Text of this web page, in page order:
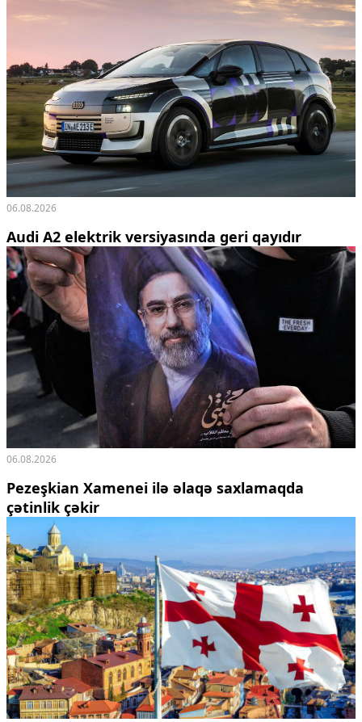
06.08.2026
Audi A2 elektrik versiyasında geri qayıdır
06.08.2026
Pezeşkian Xamenei ilə əlaqə saxlamaqda
çətinlik çəkir